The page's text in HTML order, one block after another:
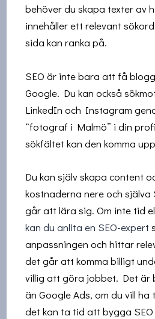
behöver du skapa texter av
innehåller ett relevant
sida kan ranka på.
SEO är inte bara att få
Google. Du kan också
LinkedIn och Instagram
“fotograf i Malmö” i din
sökfältet kan den komma
Du kan själv skapa content
kostnaderna nere och själva
går att lära sig. Om inte tid
kan du anlita en SEO-expert
anpassningen och hittar
det går att komma billigt
villig att göra jobbet. Det är
än Google Ads, om du vill
det kan ta tid att bygga